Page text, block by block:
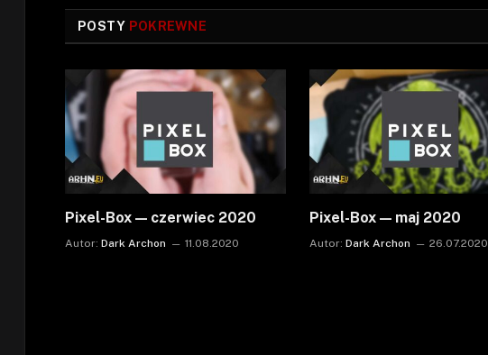
POSTY POKREWNE
Pixel-Box — czerwiec 2020
Autor: Dark Archon 11.08.2020
Pixel-Box — maj 2020
Autor: Dark Archon 26.07.2020